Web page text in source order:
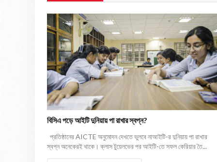
বিসিএ পড়ে আইটি দুনিয়ায় পা রাখার স্বপ্ন?
প্রতিষ্ঠানের AICTE অনুমোদন দেখতে ভুলবে নাআইটি-র দুনিয়ায় পা রাখার
স্বপ্ন অনেকেরই থাকে। ক্লাস টুয়েলভের পর আইটি-তে সফল কেরিয়ার তৈ...